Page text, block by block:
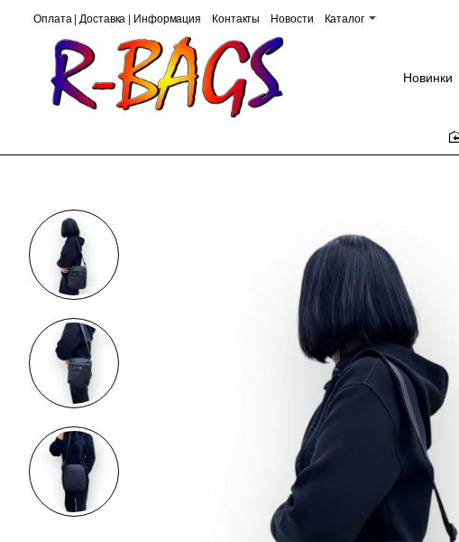
Оплата | Доставка | Информация Контакты Новости Каталог
Новинки